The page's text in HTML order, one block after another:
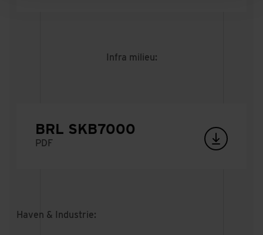
Infra milieu:
BRL SKB7000
PDF
Haven & Industrie: